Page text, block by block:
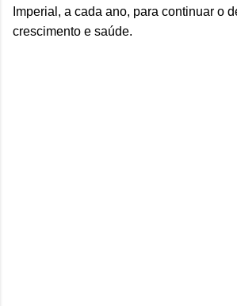
Imperial, a cada ano, para continuar o
crescimento e saúde.